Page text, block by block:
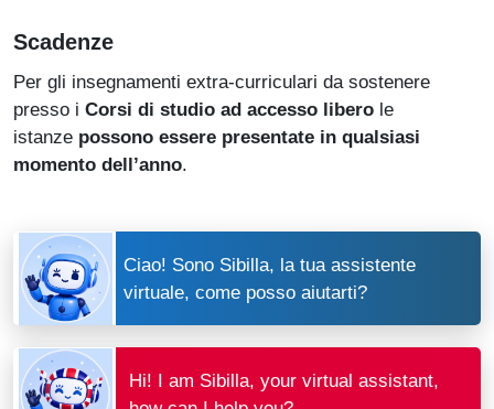
Scadenze
Per gli insegnamenti extra-curriculari da sostenere
presso i Corsi di studio ad accesso libero le
istanze possono essere presentate in qualsiasi
momento dell’anno.
Ciao! Sono Sibilla, la tua assistente
virtuale, come posso aiutarti?
Hi! I am Sibilla, your virtual assistant,